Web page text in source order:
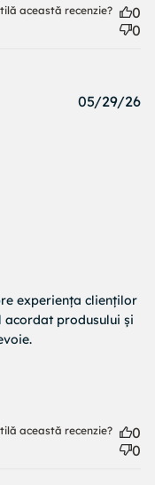
această recenzie?
0
0
cu privire la
02 2026
experiența clienților
produsului și
05/29/26
această recenzie?
0
0